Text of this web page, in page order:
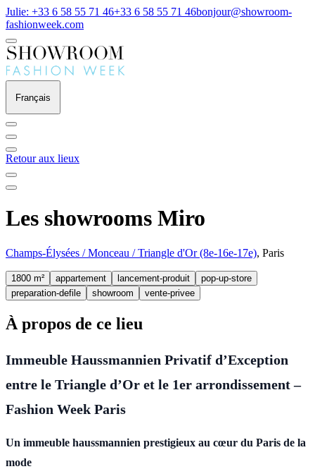
Julie: +33 6 58 55 71 46+33 6 58 55 71 46bonjour@showroom-
fashionweek.com
Français
Retour aux lieux
Les showrooms Miro
Champs-Élysées / Monceau / Triangle d'Or (8e-16e-17e), Paris
1800 m² appartement lancement-produit
pop-up-store
preparation-defile
showroom vente-privee
À propos de ce lieu
Immeuble Haussmannien Privatif d’Exception
entre le Triangle d’Or et le 1er arrondissement –
Fashion Week Paris
Un immeuble haussmannien prestigieux au cœur du Paris de la
mode